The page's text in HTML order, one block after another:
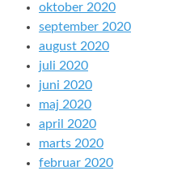
oktober 2020
september 2020
august 2020
juli 2020
juni 2020
maj 2020
april 2020
marts 2020
februar 2020